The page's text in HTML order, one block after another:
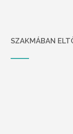
SZAKMÁBAN